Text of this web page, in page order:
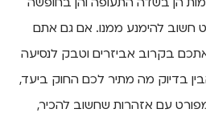
חשוב להימנע ממנו. אם גם אתם
בקרוב אביזרים וטבק לנסיעה
בדיוק מה מתיר לכם החוק ביעד,
עם אזהרות שחשוב להכיר,